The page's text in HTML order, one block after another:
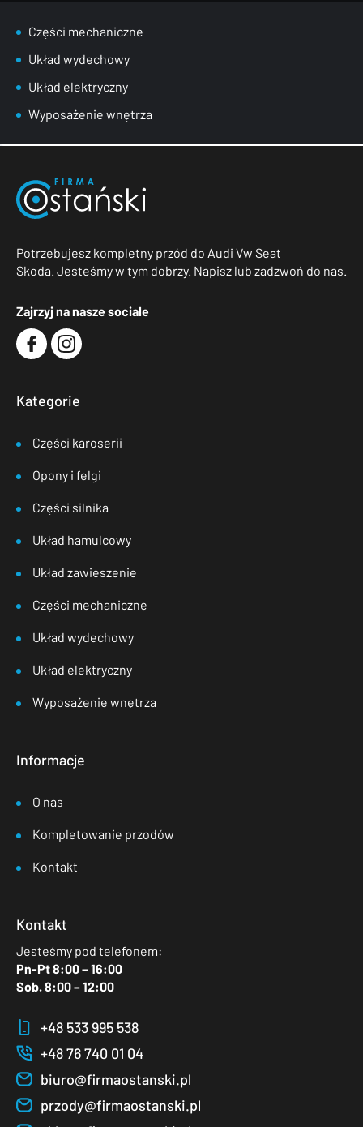
Części mechaniczne
Układ wydechowy
Układ elektryczny
Wyposażenie wnętrza
Potrzebujesz kompletny przód do Audi Vw Seat
Skoda. Jesteśmy w tym dobrzy. Napisz lub zadzwoń do nas.
Zajrzyj na nasze sociale
Kategorie
Części karoserii
Opony i felgi
Części silnika
Układ hamulcowy
Układ zawieszenie
Części mechaniczne
Układ wydechowy
Układ elektryczny
Wyposażenie wnętrza
Informacje
O nas
Kompletowanie przodów
Kontakt
Kontakt
Jesteśmy pod telefonem:
Pn-Pt 8:00 – 16:00
Sob. 8:00 – 12:00
+48 533 995 538
+48 76 740 01 04
biuro@firmaostanski.pl
przody@firmaostanski.pl